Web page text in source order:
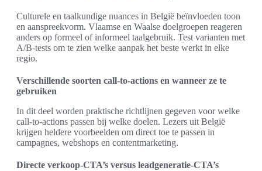
Culturele en taalkundige nuances in België beïnvloeden toon
en aanspreekvorm. Vlaamse en Waalse doelgroepen reageren
anders op formeel of informeel taalgebruik. Test varianten met
A/B-tests om te zien welke aanpak het beste werkt in elke
regio.
Verschillende soorten call-to-actions en wanneer ze te
gebruiken
In dit deel worden praktische richtlijnen gegeven voor welke
call-to-actions passen bij welke doelen. Lezers uit België
krijgen heldere voorbeelden om direct toe te passen in
campagnes, webshops en contentmarketing.
Directe verkoop-CTA’s versus leadgeneratie-CTA’s